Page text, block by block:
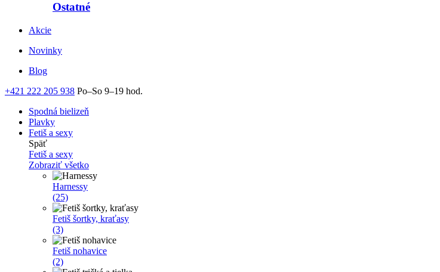
Ostatné
Akcie
Novinky
Blog
+421 222 205 938 Po–So 9–19 hod.
Spodná bielizeň
Plavky
Fetiš a sexy
Späť
Fetiš a sexy
Zobraziť všetko
Harnessy
(25)
Fetiš šortky, kraťasy
(3)
Fetiš nohavice
(2)